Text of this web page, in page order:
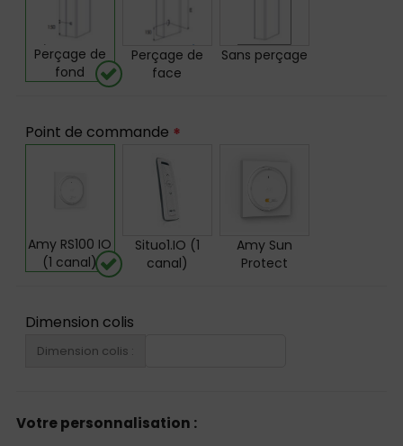
Perçage de
fond
Perçage de
face
Sans perçage
Point de commande *
Amy RS100 IO
(1 canal)
Situo1.IO (1
canal)
Amy Sun
Protect
Dimension colis
Dimension colis :
Votre personnalisation :